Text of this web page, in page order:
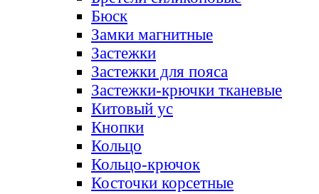
Бюск
Замки магнитные
Застежки
Застежки для пояса
Застежки-крючки тканевые
Китовый ус
Кнопки
Кольцо
Кольцо-крючок
Косточки корсетные